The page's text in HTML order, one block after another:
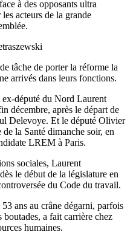
à des opposants ultra
acteurs de la grande
tâche de porter la réforme la
arrivés dans leurs fonctions.
ex-député du Nord Laurent
décembre, après le départ de
Delevoye. Et le député Olivier
la Santé dimanche soir, en
LREM à Paris.
sociales, Laurent
le début de la législature en
du Code du travail.
ans au crâne dégarni, parfois
boutades, a fait carrière chez
humaines.